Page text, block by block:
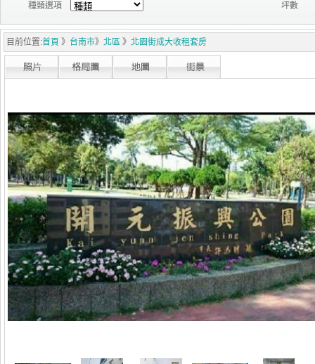
種類選項 坪數
目前位置:首頁 》 台南市》 北區 》 北園街成大收租套房